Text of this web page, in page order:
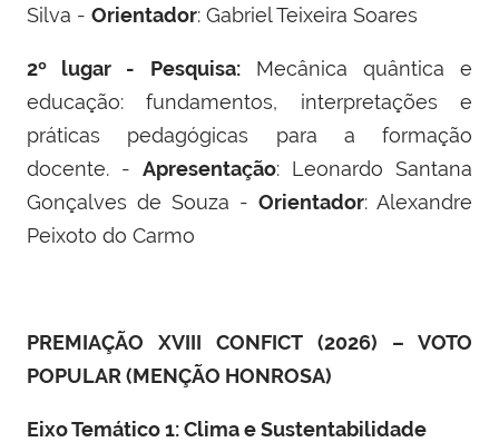
Silva - Orientador: Gabriel Teixeira Soares
2º lugar - Pesquisa: Mecânica quântica e
educação: fundamentos, interpretações e
práticas pedagógicas para a formação
docente. - Apresentação: Leonardo Santana
Gonçalves de Souza - Orientador: Alexandre
Peixoto do Carmo
PREMIAÇÃO XVIII CONFICT (2026) – VOTO
POPULAR (MENÇÃO HONROSA)
Eixo Temático 1: Clima e Sustentabilidade